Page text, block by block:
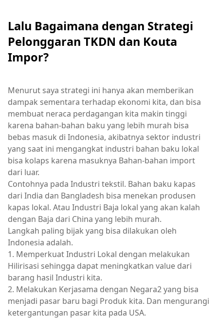
Lalu Bagaimana dengan Strategi
Pelonggaran TKDN dan Kouta
Impor?
Menurut saya strategi ini hanya akan memberikan
dampak sementara terhadap ekonomi kita, dan bisa
membuat neraca perdagangan kita makin tinggi
karena bahan-bahan baku yang lebih murah bisa
bebas masuk di Indonesia, akibatnya sektor industri
yang saat ini mengangkat industri bahan baku lokal
bisa kolaps karena masuknya Bahan-bahan import
dari luar.
Contohnya pada Industri tekstil. Bahan baku kapas
dari India dan Bangladesh bisa menekan produsen
kapas lokal. Atau Industri Baja lokal yang akan kalah
dengan Baja dari China yang lebih murah.
Langkah paling bijak yang bisa dilakukan oleh
Indonesia adalah.
1. Memperkuat Industri Lokal dengan melakukan
Hilirisasi sehingga dapat meningkatkan value dari
barang hasil Industri kita.
2. Melakukan Kerjasama dengan Negara2 yang bisa
menjadi pasar baru bagi Produk kita. Dan mengurangi
ketergantungan pasar kita pada USA.